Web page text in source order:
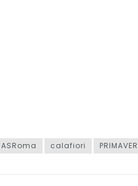
ASRoma calafiori